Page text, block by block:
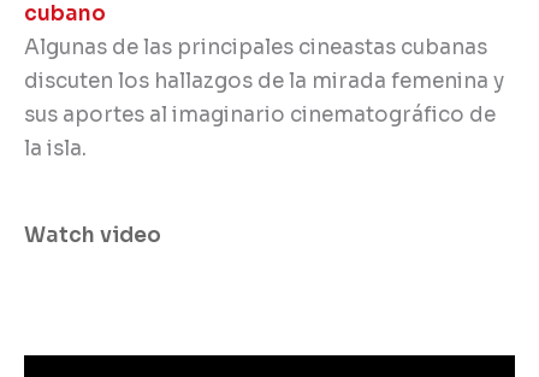
cubano
Algunas de las principales cineastas cubanas
discuten los hallazgos de la mirada femenina y
sus aportes al imaginario cinematográfico de
la isla.
Watch video